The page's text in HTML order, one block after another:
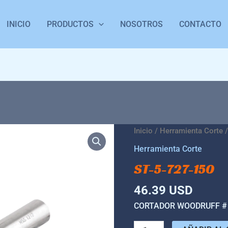
INICIO PRODUCTOS NOSOTROS CONTACTO
Inicio / Herramienta Corte
Herramienta Corte
ST-5-727-150
46.39 USD
CORTADOR WOODRUFF
ST-
5-
150